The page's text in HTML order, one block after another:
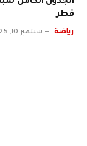
قطر
رياضة سبتمبر 10, 2025